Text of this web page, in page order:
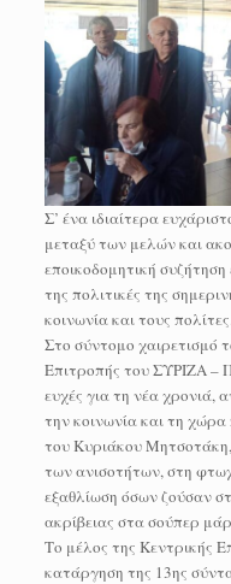
Σ’ ένα ιδιαίτερα
μεταξύ των μελών και
εποικοδομητική
της πολιτικές της
κοινωνία και τους
Στο σύντομο χαιρετισμό
Επιτροπής του ΣΥΡΙΖΑ –
ευχές για τη νέα χρονιά,
την κοινωνία και τη
του Κυριάκου
των ανισοτήτων, στη
εξαθλίωση όσων ζούσαν
ακρίβειας στα σούπερ
Το μέλος της Κεντρικής
κατάργηση της 13ης